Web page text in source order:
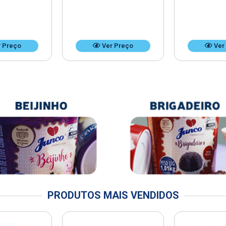
Preço Ver Preço
PRODUTOS MAIS VENDIDOS